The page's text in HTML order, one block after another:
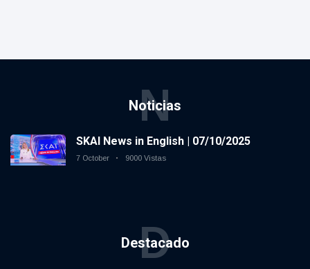
Noticias
N
SKAI News in English | 07/10/2025
7 October 9000 Vistas
Destacado
D